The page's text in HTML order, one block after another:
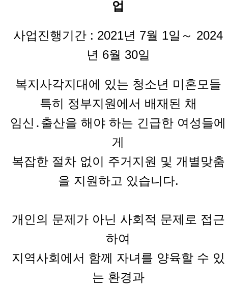
업
사업진행기간 : 2021년 7월 1일～ 2024
년 6월 30일
복지사각지대에 있는 청소년 미혼모들
특히 정부지원에서 배재된 채
임신․출산을 해야 하는 긴급한 여성들에
게
복잡한 절차 없이 주거지원 및 개별맞춤
을 지원하고 있습니다.
개인의 문제가 아닌 사회적 문제로 접근
하여
지역사회에서 함께 자녀를 양육할 수 있
는 환경과